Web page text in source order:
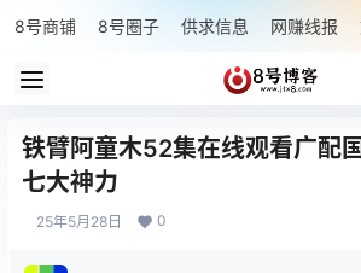
8号商铺 8号圈子 供求信息 网赚线报
铁臂阿童木52集在线观看广配
七大神力
25年5月28日 0